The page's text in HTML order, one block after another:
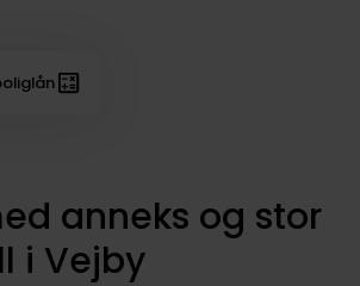
anneks og stor
i Vejby